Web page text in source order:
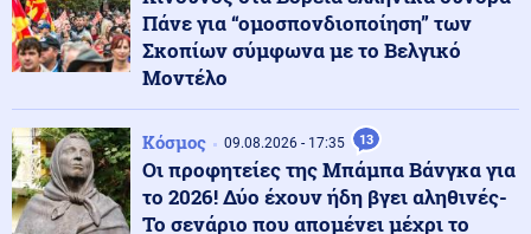
Κολομβία μετά τις επιθέσεις
Κόσμος 10.08.2026 - 10:30
Η Συρία ανακοίνωσε συμφωνία με τη Μόσχα, για τις
στρατιωτικές της βάσεις
Αθλητισμός
Πάνε για “ομοσπονδιοποίηση” των
Σκοπίων σύμφωνα με το Βελγικό
Μοντέλο
Κόσμος 09.08.2026 - 17:35 13
Οι προφητείες της Μπάμπα Βάνγκα για
το 2026! Δύο έχουν ήδη βγει αληθινές-
Το σενάριο που απομένει μέχρι το